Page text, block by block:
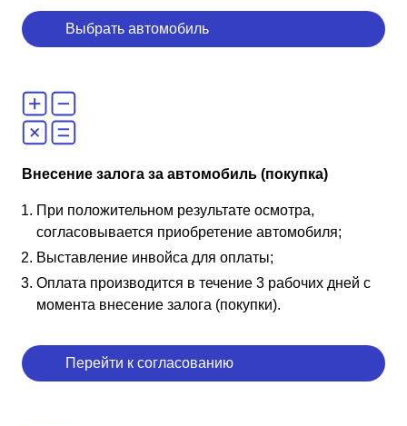
Выбрать автомобиль
Внесение залога за автомобиль (покупка)
При положительном результате осмотра,
согласовывается приобретение автомобиля;
Выставление инвойса для оплаты;
Оплата производится в течение 3 рабочих дней с
момента внесение залога (покупки).
Перейти к согласованию